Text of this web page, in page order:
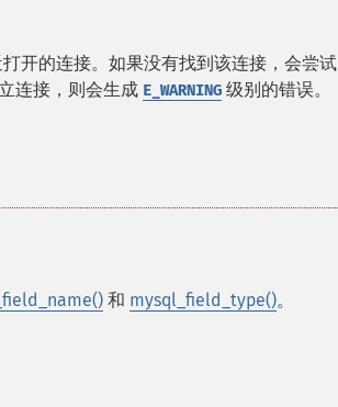
开的连接。如果没有找到该连接，会尝试
连接，则会生成 E_WARNING 级别的错误。
和 mysql_field_type()。